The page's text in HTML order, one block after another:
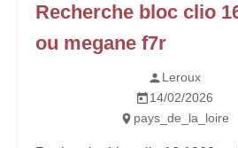
Recherche bloc clio
ou megane f7r
Leroux
14/02/2026
pays_de_la_loire